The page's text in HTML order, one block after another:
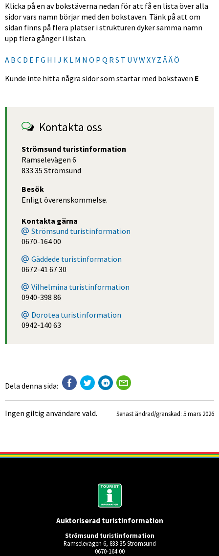
Klicka på en av bokstäverna nedan för att få en lista över alla
sidor vars namn börjar med den bokstaven. Tänk på att om
sidan finns på flera platser i strukturen dyker samma namn
upp flera gånger i listan.
A B C D E FG H I J K L M N O P Q R S T U VW XY Z ÅÄÖ
Kunde inte hitta några sidor som startar med bokstaven E
Kontakta oss
Strömsund turistinformation
Ramselevägen 6
833 35 Strömsund
Besök
Enligt överenskommelse.
Kontakta gärna
Strömsund turistinformation
0670-164 00
Gäddede turistinformation
0672-41 67 30
Vilhelmina turistinformation
0940-398 86
Dorotea turistinformation
0942-140 63
Dela denna sida:
Ingen giltig användare vald. Senast ändrad/granskad: 5 mars 2026
Auktoriserad turistinformation
Strömsund turistinformation
Ramselevägen 6, 833 35 Strömsund
0670-164 00